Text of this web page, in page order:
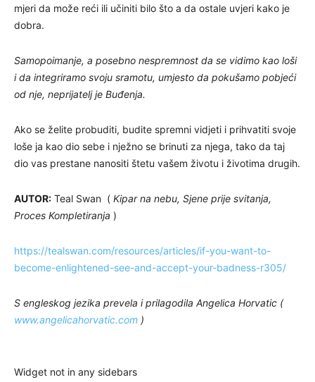
mjeri da može reći ili učiniti bilo što a da ostale uvjeri kako je
dobra.
Samopoimanje, a posebno nespremnost da se vidimo kao loši
i da integriramo svoju sramotu, umjesto da pokušamo pobjeći
od nje, neprijatelj je Buđenja.
Ako se želite probuditi, budite spremni vidjeti i prihvatiti svoje
loše ja kao dio sebe i nježno se brinuti za njega, tako da taj
dio vas prestane nanositi štetu vašem životu i životima drugih.
AUTOR: Teal Swan ( Kipar na nebu, Sjene prije svitanja,
Proces Kompletiranja )
https://tealswan.com/resources/articles/if-you-want-to-
become-enlightened-see-and-accept-your-badness-r305/
S engleskog jezika prevela i prilagodila Angelica Horvatic (
www.angelicahorvatic.com )
Widget not in any sidebars